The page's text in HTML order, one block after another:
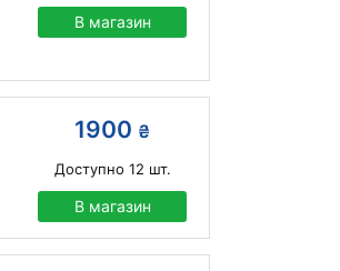
В магазин
1900 ₴
Доступно 12 шт.
В магазин